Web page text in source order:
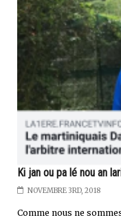
Ki jan ou pa lé nou an
NOVEMBRE 3RD, 2018
Comme nous ne